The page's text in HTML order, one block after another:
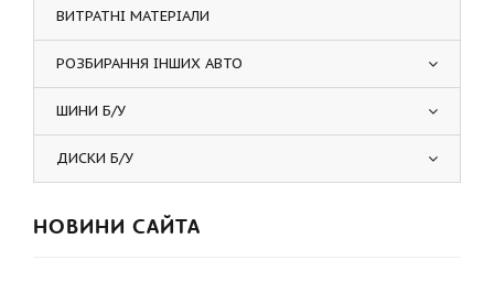
ВИТРАТНІ МАТЕРІАЛИ
РОЗБИРАННЯ ІНШИХ АВТО
ШИНИ Б/У
ДИСКИ Б/У
НОВИНИ САЙТА